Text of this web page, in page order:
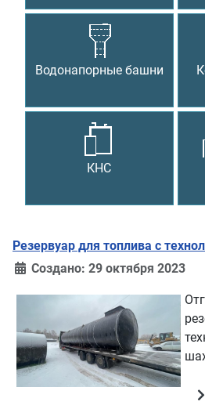
Водонапорные башни
КНС
Резервуар для топлива с
Создано: 29 октября 2023